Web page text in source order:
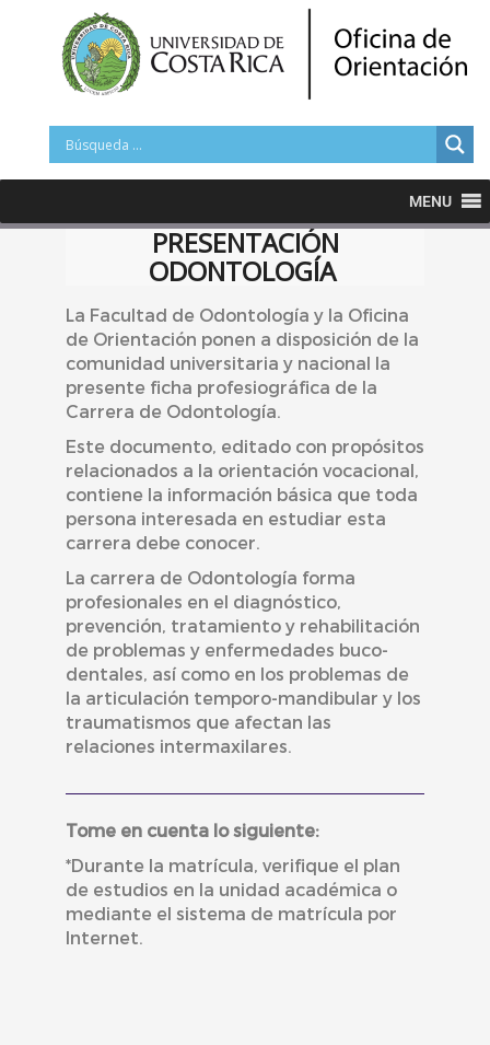
MENU
PRESENTACIÓN
ODONTOLOGÍA
La Facultad de Odontología y la Oficina
de Orientación ponen a disposición de la
comunidad universitaria y nacional la
presente ficha profesiográfica de la
Carrera de Odontología.
Este documento, editado con propósitos
relacionados a la orientación vocacional,
contiene la información básica que toda
persona interesada en estudiar esta
carrera debe conocer.
La carrera de Odontología forma
profesionales en el diagnóstico,
prevención, tratamiento y rehabilitación
de problemas y enfermedades buco-
dentales, así como en los problemas de
la articulación temporo-mandibular y los
traumatismos que afectan las
relaciones intermaxilares.
Tome en cuenta lo siguiente:
*Durante la matrícula, verifique el plan
de estudios en la unidad académica o
mediante el sistema de matrícula por
Internet.